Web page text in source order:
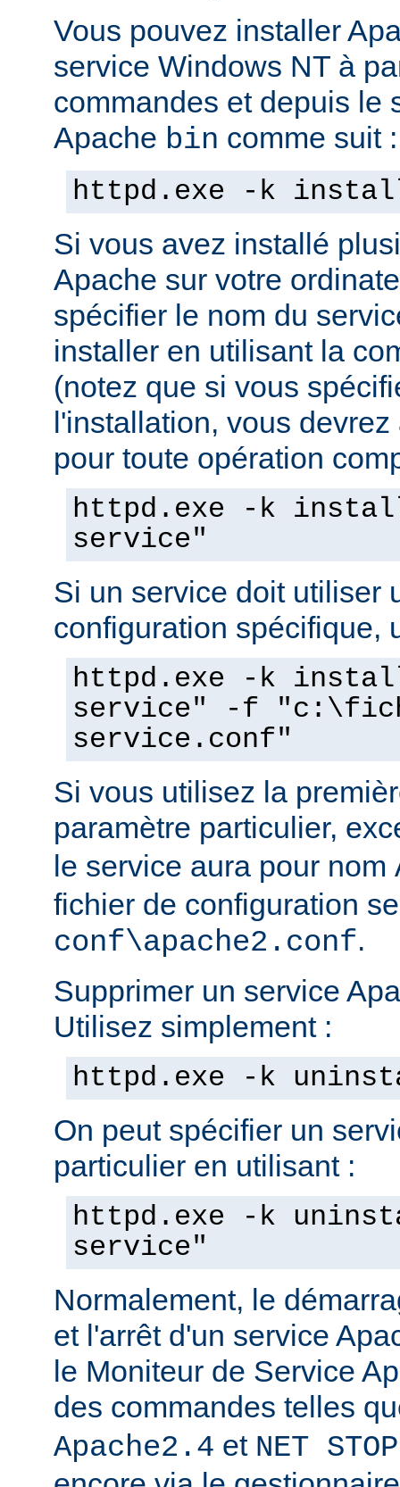
Vous pouvez installer
service Windows NT à
commandes et depuis le
Apache bin comme suit :
httpd.exe -k
Si vous avez installé
Apache sur votre
spécifier le nom du
installer en utilisant la
(notez que si vous
l'installation, vous
pour toute opération
httpd.exe -k
service"
Si un service doit utiliser
configuration spécifique,
httpd.exe -k
service" -f
service.conf"
Si vous utilisez la
paramètre particulier,
le service aura pour nom
fichier de configuration
conf\apache2.conf.
Supprimer un service
Utilisez simplement :
httpd.exe -k
On peut spécifier un
particulier en utilisant :
httpd.exe -k
service"
Normalement, le
et l'arrêt d'un service
le Moniteur de Service
des commandes telles
Apache2.4 et NET